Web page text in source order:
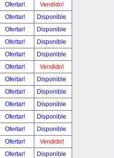
Ofertar!
Vendido!
Ofertar!
Disponible
Ofertar!
Disponible
Ofertar!
Disponible
Ofertar!
Disponible
Ofertar!
Vendido!
Ofertar!
Disponible
Ofertar!
Disponible
Ofertar!
Disponible
Ofertar!
Disponible
Ofertar!
Disponible
Ofertar!
Vendido!
Ofertar!
Disponible